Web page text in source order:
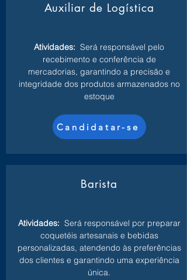
Auxiliar de Logística
Atividades: Será responsável pelo
recebimento e conferência de
mercadorias, garantindo a precisão e
integridade dos produtos armazenados no
estoque
Candidatar-se
Barista
Atividades: Será responsável por preparar
coquetéis artesanais e bebidas
personalizadas, atendendo às preferências
dos clientes e garantindo uma experiência
única.